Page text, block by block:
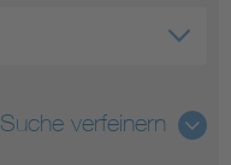
Suche verfeinern